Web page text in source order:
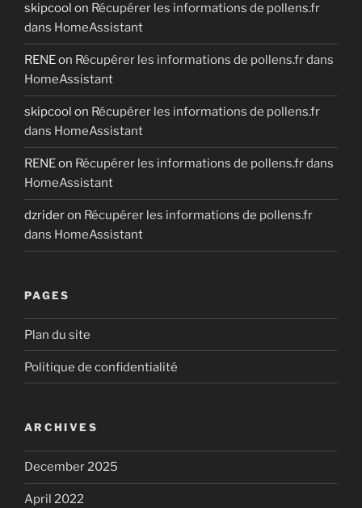
skipcool on Récupérer les informations de pollens.fr
dans HomeAssistant
RENEon Récupérer les informations de pollens.fr dans
HomeAssistant
skipcool on Récupérer les informations de pollens.fr
dans HomeAssistant
RENEon Récupérer les informations de pollens.fr dans
HomeAssistant
dzrideron Récupérer les informations de pollens.fr
dans HomeAssistant
PAGES
Plan du site
Politique de confidentialité
ARCHIVES
December 2025
April 2022